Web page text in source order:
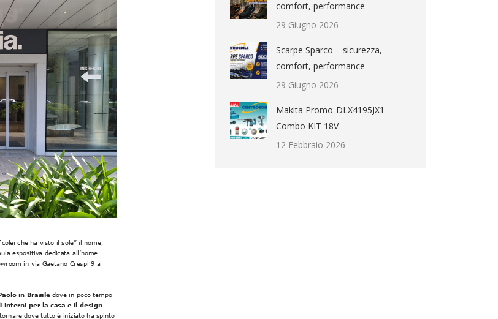
comfort, performance
29 Giugno 2026
Scarpe Sparco – sicurezza,
comfort, performance
29 Giugno 2026
Makita Promo-DLX4195JX1
Combo KIT 18V
12 Febbraio 2026